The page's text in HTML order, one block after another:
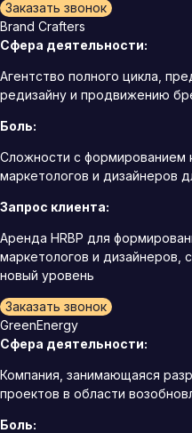
Заказать звонок
Brand Crafters
Сфера деятельности:
Агентство полного цикла,
редизайну и продвижению
Боль:
Сложности с формированием
маркетологов и дизайнеров
Запрос клиента:
Аренда HRBP для
маркетологов и дизайнеров,
новый уровень
Заказать звонок
GreenEnergy
Сфера деятельности:
Компания, занимающаяся
проектов в области
Боль: